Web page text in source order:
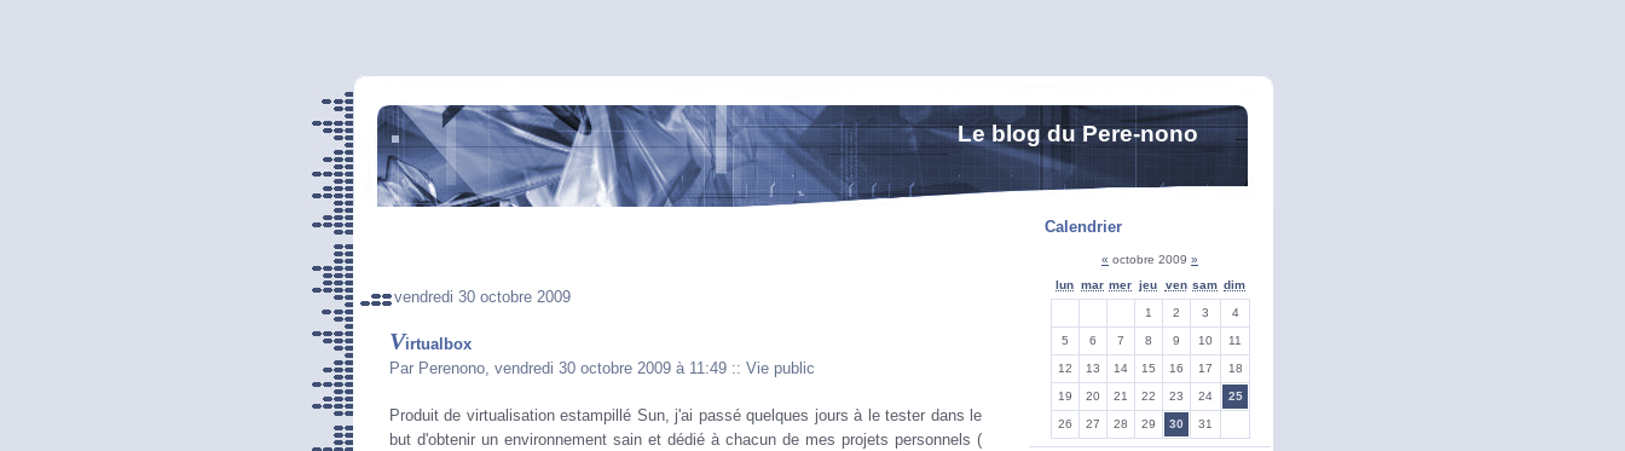
Le blog du Pere-nono
Calendrier
« octobre 2009 »
lun mar mer jeu ven sam dim
1 2 3 4
5 6 7 8 9 10 11
12 13 14 15 16 17 18
19 20 21 22 23 24 25
26 27 28 29 30 31
vendredi 30 octobre 2009
Virtualbox
Par Perenono, vendredi 30 octobre 2009 à 11:49 :: Vie public
Produit de virtualisation estampillé Sun, j'ai passé quelques jours à le tester dans le
but d'obtenir un environnement sain et dédié à chacun de mes projets personnels (